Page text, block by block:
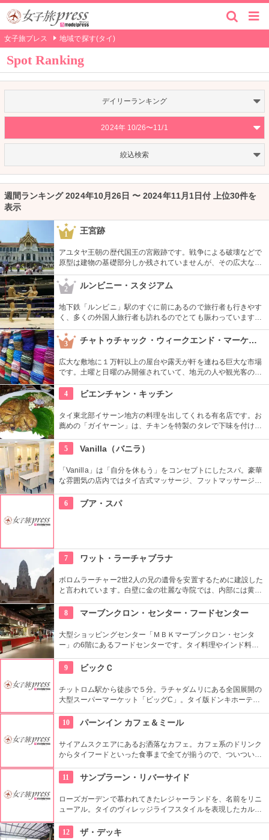
女子旅プレス 地域で探す(タイ)
Spot Ranking
デイリーランキング
2024年 10/26〜11/1
絞込検索
週間ランキング 2024年10月26日 〜 2024年11月1日付 上位30件を
表示
1 王宮跡
アユタヤ王朝の歴代国王の宮殿跡です。戦争による破壊などで
原型は建物の基礎部分しか残されていませんが、その広大な世
界を垣間見ることが出来るでしょう。
2
ルンビニー・スタジアム
地下鉄「ルンビニ」駅のすぐに前にあるので旅行者も行きやす
く、多くの外国人旅行者も訪れるのでとても賑わっています。
リングサイドで観戦する外国人観光客に加え地元タイ人の熱狂
的なファンで盛り上がるこのスタジアムで一緒に盛りあがろ
う。
3 チャトゥチャック・ウィークエンド・マーケット
広大な敷地に１万軒以上の屋台や露天が軒を連ねる巨大な市場
です。土曜と日曜のみ開催されていて、地元の人や観光客の人
気買物スポットとなっています。衣類や雑貨、民芸品など種類
や品揃えが豊富で値段も手頃なのでお土産探しに便利です。屋
4 ビエンチャン・キッチン
タイ東北部イサーン地方の料理を出してくれる有名店です。お
薦めの「ガイヤーン」は、チキンを特製のタレで下味を付け炭
りがします。オープンエアーでタイの民家をイメージした館内
で、民族舞踊などのダンスやショーを見ながら食事をすること
ができます。
5 Vanilla（バニラ）
「Vanilla」は「自分を休もう」をコンセプトにしたスパ。豪華
な雰囲気の店内ではタイ古式マッサージ、フットマッサージ、
メニューは300バーツ（約900円）からと日本より安価なとこ
ろがタイならでは。数種類ものハーブを詰め込んだオーガニッ
す。人目を気にしなくて良いプライベートルームと、初めてで
も気軽に受けられるフットマッサージスペースの両方が用意さ
6 ブア・スパ
7 ワット・ラーチャブラナ
ボロムラーチャー2世2人の兄の遺骨を安置するために建設した
と言われています。白壁に金の壮麗な寺院では、内部には黄金
の造りを模した日本人納骨堂もあります。
8 マーブンクロン・センター・フードセンター
大型ショッピングセンター「ＭＢＫマーブンクロン・センタ
ー」の6階にあるフードセンターです。タイ料理やインド料
い料理をリーズナブルな価格で食べる事ができます。クーポン
式なので最初にクーポンを購入して食べ終わった後に余ったク
ーポンを払い戻します。
9 ビックＣ
チットロム駅から徒歩で５分。ラチャダムリにある全国展開の
大型スーパーマーケット「ビッグC」。タイ版ドンキホーテと
10
パーンイン カフェ＆ミール
サイアムスクエアにあるお洒落なカフェ。カフェ系のドリンク
からタイフードといった食事まで全てが揃うので、ついつい長
る。
11 サンプラーン・リバーサイド
ローズガーデンで慕われてきたレジャーランドを、名前をリニ
ューアル。タイのヴィレッジライフスタイルを表現したカルチ
スパ、文化体験を楽しむこともできます。
12 ザ・デッキ